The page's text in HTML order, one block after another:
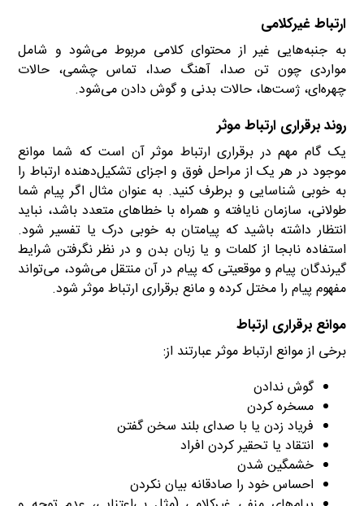
ارتباط غیرکلامی‌
به جنبه‌هایی غیر از محتوای کلامی‌ مربوط می‌شود و شامل
مواردی چون تن صدا، آهنگ صدا، تماس چشمی، حالات
چهره‌ای، ژست‌ها، حالات بدنی و گوش دادن می‌شود.
روند برقراری ارتباط موثر
یک گام مهم در برقراری ارتباط موثر آن است که شما موانع
موجود در هر یک از مراحل فوق و اجزای تشکیل‌دهنده ارتباط را
به خوبی شناسایی و برطرف کنید. به عنوان مثال اگر پیام شما
طولانی، سازمان نایافته و همراه با خطاهای متعدد باشد، نباید
انتظار داشته باشید که پیامتان به خوبی درک یا تفسیر شود.
استفاده نابجا از کلمات و یا زبان بدن و در نظر نگرفتن شرایط
گیرندگان پیام و موقعیتی که پیام در آن منتقل می‌شود، می‌تواند
مفهوم پیام را مختل کرده و مانع برقراری ارتباط موثر شود.
موانع برقراری ارتباط
برخی از موانع ارتباط موثر عبارتند از:
گوش ندادن
مسخره کردن
فریاد زدن یا با صدای بلند سخن گفتن
انتقاد یا تحقیر کردن افراد
خشمگین شدن
احساس خود را صادقانه بیان نکردن